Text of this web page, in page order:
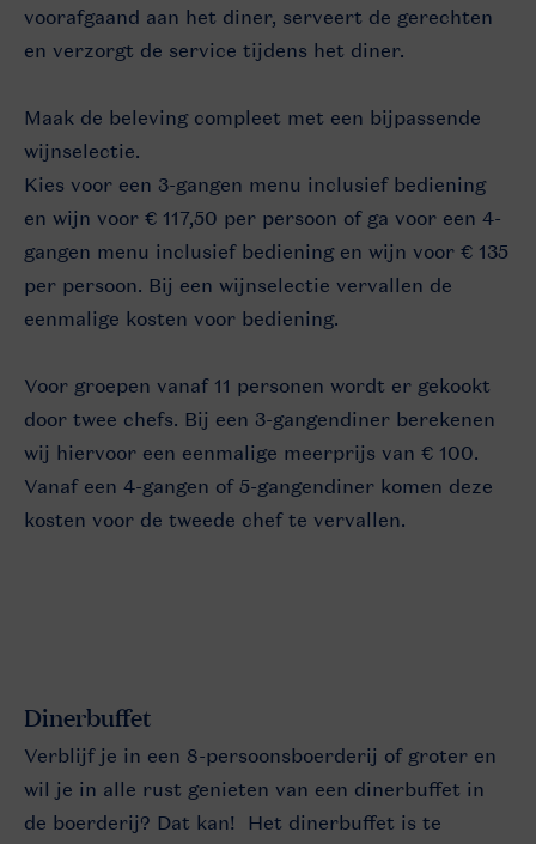
voorafgaand aan het diner, serveert de gerechten
en verzorgt de service tijdens het diner.
Maak de beleving compleet met een bijpassende
wijnselectie.
Kies voor een 3-gangen menu inclusief bediening
en wijn voor € 117,50 per persoon of ga voor een 4-
gangen menu inclusief bediening en wijn voor € 135
per persoon. Bij een wijnselectie vervallen de
eenmalige kosten voor bediening.
Voor groepen vanaf 11 personen wordt er gekookt
door twee chefs. Bij een 3-gangendiner berekenen
wij hiervoor een eenmalige meerprijs van € 100.
Vanaf een 4-gangen of 5-gangendiner komen deze
kosten voor de tweede chef te vervallen.
Dinerbuffet
Verblijf je in een 8-persoonsboerderij of groter en
wil je in alle rust genieten van een dinerbuffet in
de boerderij? Dat kan! Het dinerbuffet is te